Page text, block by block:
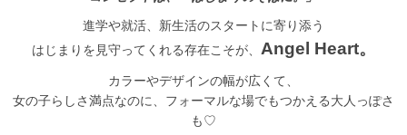
進学や就活、新生活のスタートに寄り添う
はじまりを見守ってくれる存在こそが、 Angel Heart。
カラーやデザインの幅が広くて、
女の子らしさ満点なのに、フォーマルな場でもつかえる大人っぽさ
も♡